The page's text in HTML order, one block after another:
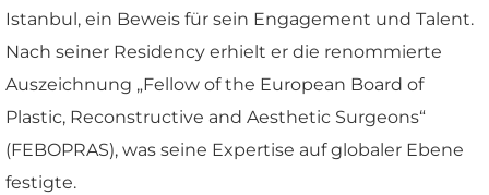
Istanbul, ein Beweis für sein Engagement und Talent.
Nach seiner Residency erhielt er die renommierte
Auszeichnung „Fellow of the European Board of
Plastic, Reconstructive and Aesthetic Surgeons“
(FEBOPRAS), was seine Expertise auf globaler Ebene
festigte.